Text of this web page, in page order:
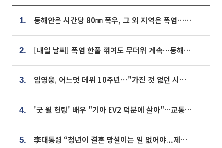
1. 동해안은 시간당 80㎜ 폭우, 그 외 지역은 폭염…‘극과 극 날씨’
2. [내일 날씨] 폭염 한풀 꺾여도 무더위 계속⋯동해안 이틀 연속 비
3. 임영웅, 어느덧 데뷔 10주년⋯"가진 것 없던 시절, 내 앞엔 20명의 팬뿐"
4. '굿 윌 헌팅' 배우 "기아 EV2 덕분에 살아"…교통사고 후 안전성 극찬
5. 李대통령 “청년이 결혼 망설이는 일 없어야...제도상 불이익 조사”